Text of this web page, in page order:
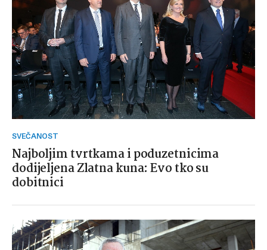
SVEČANOST
Najboljim tvrtkama i poduzetnicima
dodijeljena Zlatna kuna: Evo tko su
dobitnici